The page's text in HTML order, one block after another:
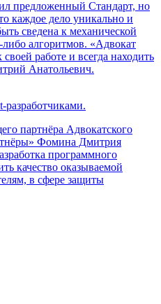
предложенный Стандарт, но
каждое дело уникально и
сведена к механической
алгоритмов. «Адвокат
работе и всегда находить
Анатольевич.
разработчиками.
партнёра Адвокатского
Фомина Дмитрия
программного
качество оказываемой
в сфере защиты